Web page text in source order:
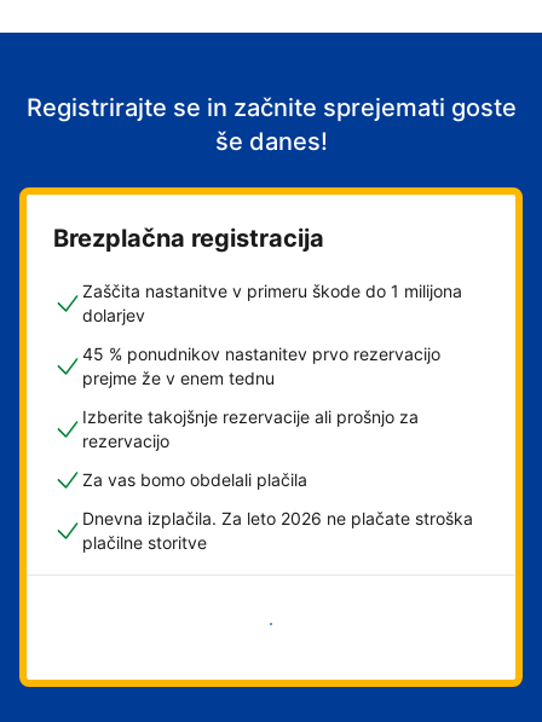
Registrirajte se in začnite sprejemati goste
še danes!
Brezplačna registracija
Zaščita nastanitve v primeru škode do 1 milijona
dolarjev
45 % ponudnikov nastanitev prvo rezervacijo
prejme že v enem tednu
Izberite takojšnje rezervacije ali prošnjo za
rezervacijo
Za vas bomo obdelali plačila
Dnevna izplačila. Za leto 2026 ne plačate stroška
plačilne storitve